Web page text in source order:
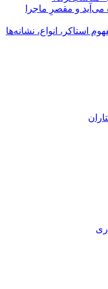
و مقصرِ ماجرا
استاکر، انواع، نشانه‌ها